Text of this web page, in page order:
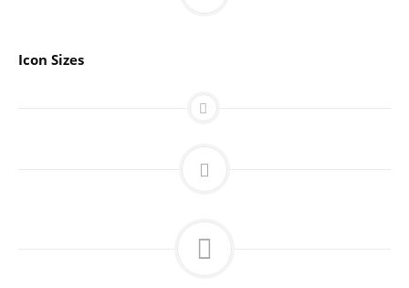
Icon Sizes